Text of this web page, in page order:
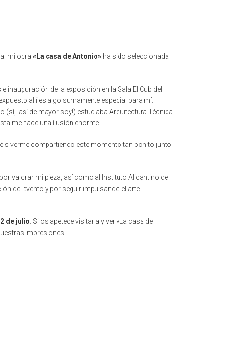
mi obra «La casa de Antonio»ha sido seleccionada
inauguración de la exposición en la Sala El Cub del
allí es algo sumamente especial para mí.
(sí, ¡así de mayor soy!) estudiaba Arquitectura Técnica
me hace una ilusión enorme.
verme compartiendo este momento tan bonito junto
valorar mi pieza, así como al Instituto Alicantino de
del evento y por seguir impulsando el arte
de julio . Si os apetece visitarla y ver «La casa de
impresiones!